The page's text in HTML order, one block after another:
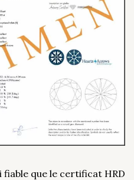
que le certificat HRD